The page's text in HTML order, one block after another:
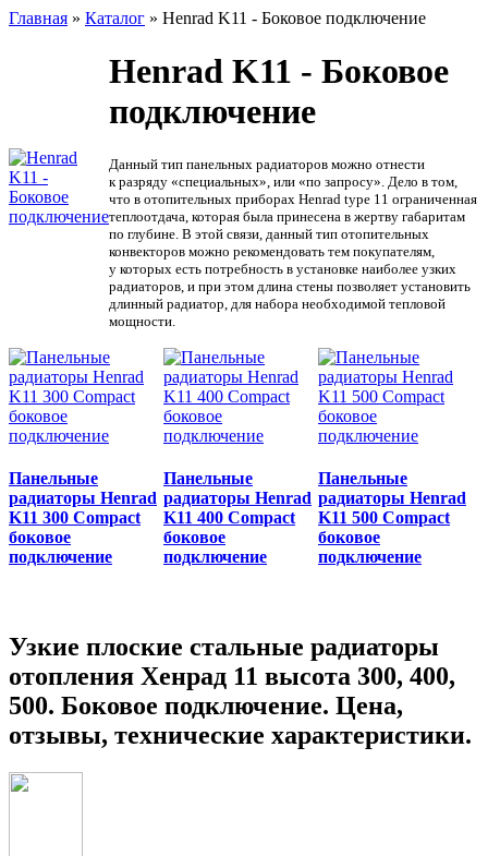
Главная » Каталог » Henrad K11 - Боковое подключение
Henrad K11 - Боковое
подключение
Данный тип панельных радиаторов можно отнести
к разряду «специальных», или «по запросу». Дело в том,
что в отопительных приборах Henrad type 11 ограниченная
теплоотдача, которая была принесена в жертву габаритам
по глубине. В этой связи, данный тип отопительных
конвекторов можно рекомендовать тем покупателям,
у которых есть потребность в установке наиболее узких
радиаторов, и при этом длина стены позволяет установить
длинный радиатор, для набора необходимой тепловой
мощности.
Панельные
радиаторы Henrad
K11 300 Compact
боковое
подключение
Панельные
радиаторы Henrad
K11 400 Compact
боковое
подключение
Панельные
радиаторы Henrad
K11 500 Compact
боковое
подключение
Узкие плоские стальные радиаторы
отопления Хенрад 11 высота 300, 400,
500. Боковое подключение. Цена,
отзывы, технические характеристики.